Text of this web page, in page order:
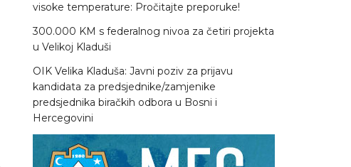
visoke temperature: Pročitajte preporuke!
300.000 KM s federalnog nivoa za četiri projekta
u Velikoj Kladuši
OIK Velika Kladuša: Javni poziv za prijavu
kandidata za predsjednike/zamjenike
predsjednika biračkih odbora u Bosni i
Hercegovini